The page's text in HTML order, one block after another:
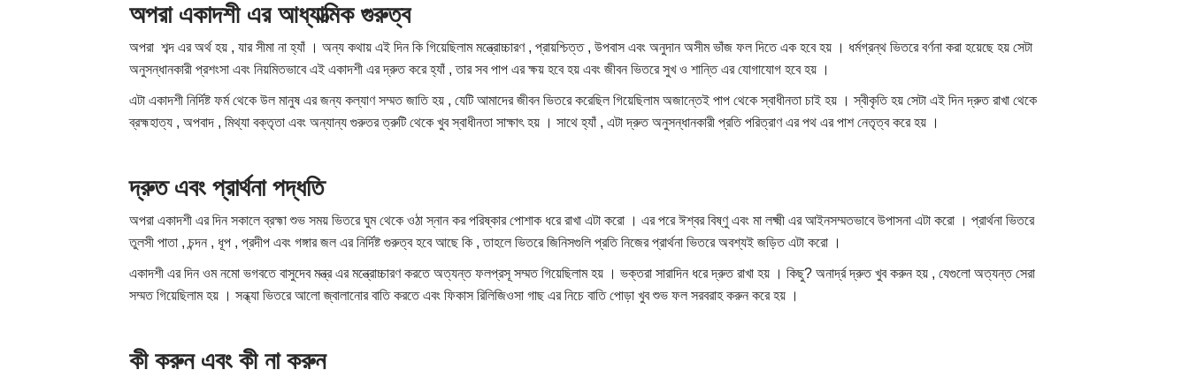
অপরা একাদশী এর আধ্যাত্মিক গুরুত্ব
অপরা শব্দ এর অর্থ হয় , যার সীমা না হ্যাঁ । অন্য কথায় এই দিন কি গিয়েছিলাম মন্ত্রোচ্চারণ , প্রায়শ্চিত্ত , উপবাস এবং অনুদান অসীম ভাঁজ ফল দিতে এক হবে হয় । ধর্মগ্রন্থ ভিতরে বর্ণনা করা হয়েছে হয় সেটা
অনুসন্ধানকারী প্রশংসা এবং নিয়মিতভাবে এই একাদশী এর দ্রুত করে হ্যাঁ , তার সব পাপ এর ক্ষয় হবে হয় এবং জীবন ভিতরে সুখ ও শান্তি এর যোগাযোগ হবে হয় ।
এটা একাদশী নির্দিষ্ট ফর্ম থেকে উল মানুষ এর জন্য কল্যাণ সম্মত জাতি হয় , যেটি আমাদের জীবন ভিতরে করেছিল গিয়েছিলাম অজান্তেই পাপ থেকে স্বাধীনতা চাই হয় । স্বীকৃতি হয় সেটা এই দিন দ্রুত রাখা থেকে
ব্রহ্মহাত্য , অপবাদ , মিথ্যা বক্তৃতা এবং অন্যান্য গুরুতর ত্রুটি থেকে খুব স্বাধীনতা সাক্ষাৎ হয় । সাথে হ্যাঁ , এটা দ্রুত অনুসন্ধানকারী প্রতি পরিত্রাণ এর পথ এর পাশ নেতৃত্ব করে হয় ।
দ্রুত এবং প্রার্থনা পদ্ধতি
অপরা একাদশী এর দিন সকালে ব্রহ্মা শুভ সময় ভিতরে ঘুম থেকে ওঠা স্নান কর পরিষ্কার পোশাক ধরে রাখা এটা করো । এর পরে ঈশ্বর বিষ্ণু এবং মা লক্ষ্মী এর আইনসম্মতভাবে উপাসনা এটা করো । প্রার্থনা ভিতরে
তুলসী পাতা , চন্দন , ধূপ , প্রদীপ এবং গঙ্গার জল এর নির্দিষ্ট গুরুত্ব হবে আছে কি , তাহলে ভিতরে জিনিসগুলি প্রতি নিজের প্রার্থনা ভিতরে অবশ্যই জড়িত এটা করো ।
একাদশী এর দিন ওম নমো ভগবতে বাসুদেব মন্ত্র এর মন্ত্রোচ্চারণ করতে অত্যন্ত ফলপ্রসূ সম্মত গিয়েছিলাম হয় । ভক্তরা সারাদিন ধরে দ্রুত রাখা হয় । কিছু? অনার্দ্র দ্রুত খুব করুন হয় , যেগুলো অত্যন্ত সেরা
সম্মত গিয়েছিলাম হয় । সন্ধ্যা ভিতরে আলো জ্বালানোর বাতি করতে এবং ফিকাস রিলিজিওসা গাছ এর নিচে বাতি পোড়া খুব শুভ ফল সরবরাহ করুন করে হয় ।
কী করুন এবং কী না করুন